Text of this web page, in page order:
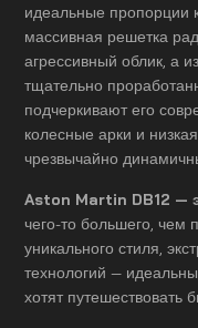
идеальные пропорции
массивная решетка
агрессивный облик, а
тщательно
подчеркивают его
колесные арки и
чрезвычайно
Aston Martin DB12 —
чего-то большего, чем
уникального стиля,
технологий —
хотят путешествовать